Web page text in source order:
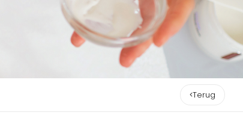
Terug